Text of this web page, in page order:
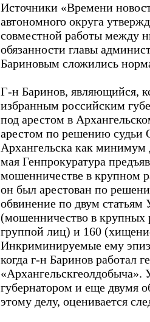
Источники «Времени
автономного округа
совместной работы
обязанности главы
Бариновым сложились
Г-н Баринов, являющийся,
избранным российским
под арестом в
арестом по решению судьи
Архангельска как минимум
мая Генпрокуратура
мошенничестве в крупном
он был арестован по
обвинение по двум статьям
(мошенничество в крупных
группой лиц) и 160
Инкриминируемые ему
когда г-н Баринов работал
губернатором и еще двумя
этому делу, оценивается